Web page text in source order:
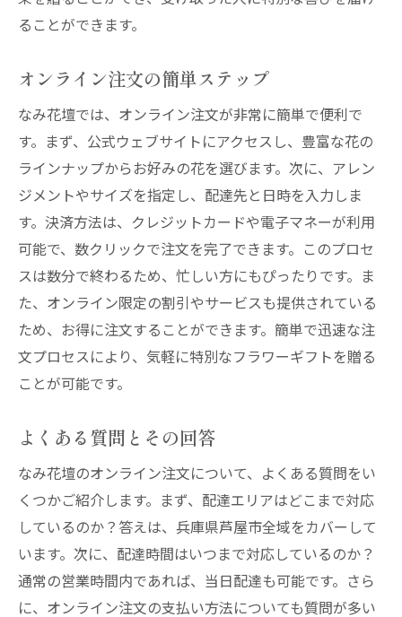
ることができます。
オンライン注文の簡単ステップ
なみ花壇では、オンライン注文が非常に簡単で便利で
す。まず、公式ウェブサイトにアクセスし、豊富な花の
ラインナップからお好みの花を選びます。次に、アレン
ジメントやサイズを指定し、配達先と日時を入力しま
す。決済方法は、クレジットカードや電子マネーが利用
可能で、数クリックで注文を完了できます。このプロセ
スは数分で終わるため、忙しい方にもぴったりです。ま
た、オンライン限定の割引やサービスも提供されている
ため、お得に注文することができます。簡単で迅速な注
文プロセスにより、気軽に特別なフラワーギフトを贈る
ことが可能です。
よくある質問とその回答
なみ花壇のオンライン注文について、よくある質問をい
くつかご紹介します。まず、配達エリアはどこまで対応
しているのか？答えは、兵庫県芦屋市全域をカバーして
います。次に、配達時間はいつまで対応しているのか？
通常の営業時間内であれば、当日配達も可能です。さら
に、オンライン注文の支払い方法についても質問が多い